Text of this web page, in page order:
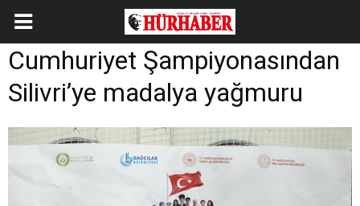
Cumhuriyet Şampiyonasından
Silivri’ye madalya yağmuru